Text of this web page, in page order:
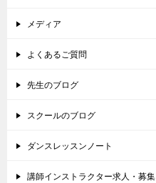
メディア
よくあるご質問
先生のブログ
スクールのブログ
ダンスレッスンノート
講師インストラクター求人・募集